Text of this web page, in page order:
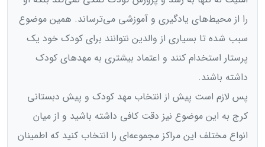
را از محیط‌های یادگیری و آموزشی می‌ترساند. همین موضوع
سبب شده تا بسیاری از والدین نتوانند برای کودک خود یک
پرستار استخدام کنند و اعتماد بیشتری به مهدهای کودک
داشته باشند.
پس لازم است پیش از انتخاب مهد کودک و پیش دبستانی
کرج به این موضوع نیز دقت کافی داشته باشید و از میان
انواع مختلف این مراکز مجموعه‌ای را انتخاب کنید که اطمینان